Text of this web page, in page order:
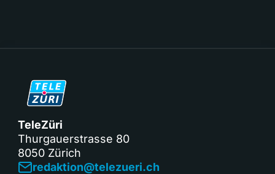
TeleZüri
Thurgauerstrasse 80
8050 Zürich
redaktion@telezueri.ch